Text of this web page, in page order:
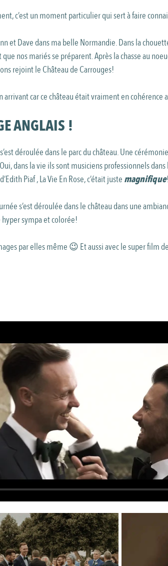
c’est un moment particulier qui sert à faire
et Dave dans ma belle Normandie. Dans la
nos mariés se préparent. Après la chasse au
rejoint le Château de Carrouges!
arrivant car ce château était vraiment en
ANGLAIS !
déroulée dans le parc du château. Une
dans la vie ils sont musiciens professionnels
Piaf , La Vie En Rose, c’était juste magnifique
s’est déroulée dans le château dans une
sympa et colorée!
par elles même 😉 Et aussi avec le super film